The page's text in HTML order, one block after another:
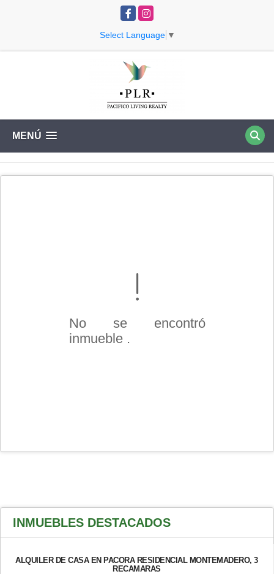
FacebookInstagram
Select Language ▼
MENÚ
No se encontró
inmueble .
INMUEBLES DESTACADOS
ALQUILER DE CASA EN PACORA RESIDENCIAL MONTEMADERO, 3
RECAMARAS